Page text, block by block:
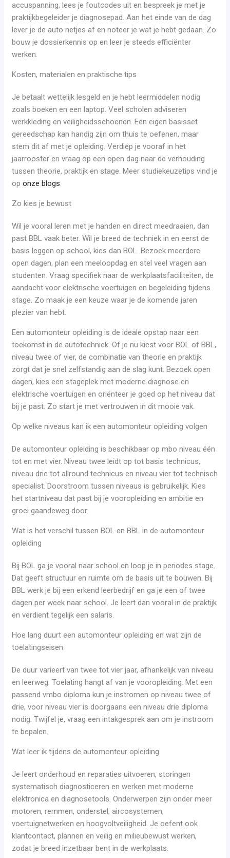
accuspanning, lees je foutcodes uit en bespreek je met je
praktijkbegeleider je diagnosepad. Aan het einde van de dag
lever je de auto netjes af en noteer je wat je hebt gedaan. Zo
bouw je dossierkennis op en leer je steeds efficiënter
werken.
Kosten, materialen en praktische tips
Je betaalt wettelijk lesgeld en je hebt leermiddelen nodig
zoals boeken en een laptop. Veel scholen adviseren
werkkleding en veiligheidsschoenen. Een eigen basisset
gereedschap kan handig zijn om thuis te oefenen, maar
stem dit af met je opleiding. Verdiep je vooraf in het
jaarrooster en vraag op een open dag naar de verhouding
tussen theorie, praktijk en stage. Meer studiekeuzetips vind je
oponze blogs.
Zo kies je bewust
Wil je vooral leren met je handen en direct meedraaien, dan
past BBL vaak beter. Wil je breed de techniek in en eerst de
basis leggen op school, kies dan BOL. Bezoek meerdere
open dagen, plan een meeloopdag en stel veel vragen aan
studenten. Vraag specifiek naar de werkplaatsfaciliteiten, de
aandacht voor elektrische voertuigen en begeleiding tijdens
stage. Zo maak je een keuze waar je de komende jaren
plezier van hebt.
Een automonteur opleiding is de ideale opstap naar een
toekomst in de autotechniek. Of je nu kiest voor BOL of BBL,
niveau twee of vier, de combinatie van theorie en praktijk
zorgt dat je snel zelfstandig aan de slag kunt. Bezoek open
dagen, kies een stageplek met moderne diagnose en
elektrische voertuigen en oriënteer je goed op het niveau dat
bij je past. Zo start je met vertrouwen in dit mooie vak.
Op welke niveaus kan ik een automonteur opleiding volgen
De automonteur opleiding is beschikbaar op mbo niveau één
tot en met vier. Niveau twee leidt op tot basis technicus,
niveau drie tot allround technicus en niveau vier tot technisch
specialist. Doorstroom tussen niveaus is gebruikelijk. Kies
het startniveau dat past bij je vooropleiding en ambitie en
groei gaandeweg door.
Wat is het verschil tussen BOL en BBL in de automonteur
opleiding
Bij BOL ga je vooral naar school en loop je in periodes stage.
Dat geeft structuur en ruimte om de basis uit te bouwen. Bij
BBL werk je bij een erkend leerbedrijf en ga je een of twee
dagen per week naar school. Je leert dan vooral in de praktijk
en verdient tegelijk een salaris.
Hoe lang duurt een automonteur opleiding en wat zijn de
toelatingseisen
De duur varieert van twee tot vier jaar, afhankelijk van niveau
en leerweg. Toelating hangt af van je vooropleiding. Met een
passend vmbo diploma kun je instromen op niveau twee of
drie, voor niveau vier is doorgaans een niveau drie diploma
nodig. Twijfel je, vraag een intakgesprek aan om je instroom
te bepalen.
Wat leer ik tijdens de automonteur opleiding
Je leert onderhoud en reparaties uitvoeren, storingen
systematisch diagnosticeren en werken met moderne
elektronica en diagnosetools. Onderwerpen zijn onder meer
motoren, remmen, onderstel, aircosystemen,
voertuignetwerken en hoogvoltveiligheid. Je oefent ook
klantcontact, plannen en veilig en milieubewust werken,
zodat je breed inzetbaar bent in de werkplaats.